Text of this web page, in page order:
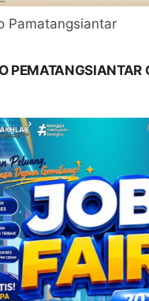
Pamatangsiantar
PEMATANGSIANTAR